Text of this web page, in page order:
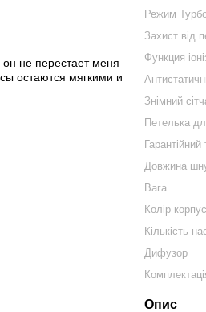
не перестает меня
остаются мягкими и
Режим
Захист від
Функция
Знімний
Петелька
Гарантійний
Довжина
Вага
Колір
Кількість
Дифузор
Опис